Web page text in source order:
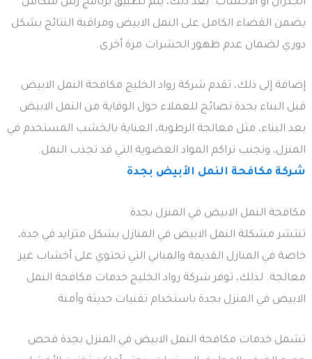
الجدران أو الأخشاب. بعد ذلك، يتم تطبيق برنامج رش متكامل
يضمن القضاء الكامل على النمل الابيض ومراقبة النتائج بشكل
دوري لضمان عدم ظهور الحشرات مرة أخرى.
إضافة إلى ذلك، تقدم شركة رواد الخليج مكافحة النمل الابيض
قبل البناء بجدة نصائح للعملاء حول الوقاية من النمل الابيض
بعد البناء، مثل معالجة الرطوبة، العناية بالخشب المستخدم في
المنزل، وتجنب تراكم المواد العضوية التي قد تجذب النمل.
شركة مكافحة النمل الأبيض بجدة
مكافحة النمل الابيض في المنزل بجدة
تنتشر مشكلة النمل الابيض في المنازل بشكل متزايد في جدة،
خاصة في المنازل القديمة والمباني التي تحتوي على أخشاب غير
معالجة. لذلك، توفر شركة رواد الخليج خدمات مكافحة النمل
الابيض في المنزل بجدة باستخدام تقنيات حديثة وآمنة.
تشمل خدمات مكافحة النمل الابيض في المنزل بجدة فحص